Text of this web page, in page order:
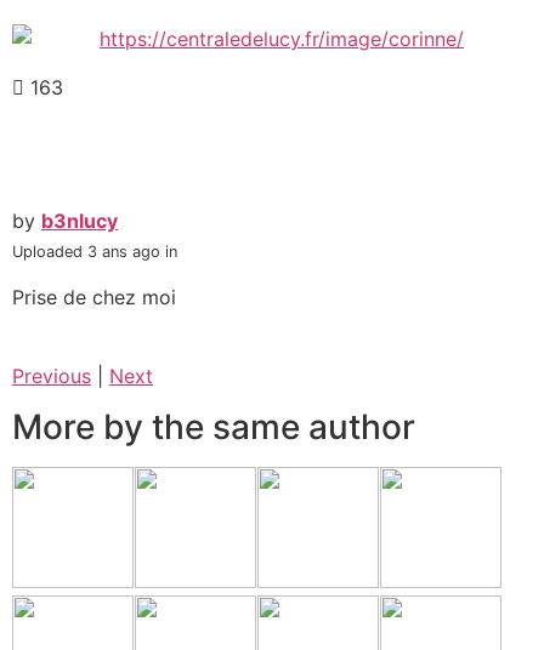
163
by b3nlucy
Uploaded 3 ans ago in
Prise de chez moi
Previous Next
More by the same author